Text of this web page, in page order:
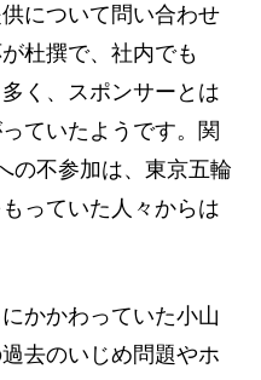
について問い合わせ
杜撰で、社内でも
く、スポンサーとは
ていたようです。関
の不参加は、東京五輪
っていた人々からは
かかわっていた小山
去のいじめ問題やホ